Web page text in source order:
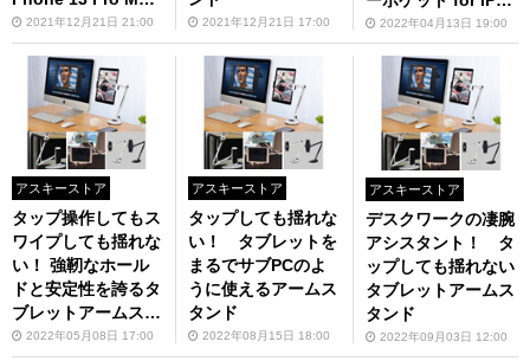
x」2021年12月21日 21:00 2021年12月21日 17:00
ne13／iPhone13 Pr
o」
2022年04月13日 19:00
アスキーストア
タップ操作してもス
ワイプしても揺れな
い！ 強靭なホール
ドと安定性を誇るタ
ブレットアームスタ
ンド2022年05月08日 17:00
アスキーストア
タップしても揺れな
い！ タブレットを
まるでサブPCのよ
うに使えるアームス
タンド
2022年08月15日 18:00
アスキーストア
デスクワークの凄腕
アシスタント！ タ
ップしても揺れない
タブレットアームス
タンド
2022年09月03日 12:00